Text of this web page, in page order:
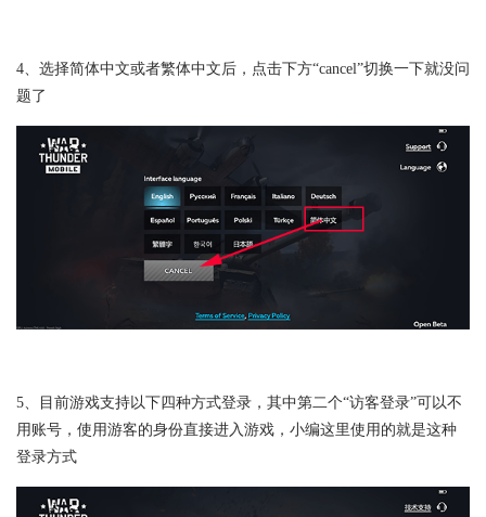
4、选择简体中文或者繁体中文后，点击下方“cancel”切换一下就没问
题了
5、目前游戏支持以下四种方式登录，其中第二个“访客登录”可以不
用账号，使用游客的身份直接进入游戏，小编这里使用的就是这种
登录方式